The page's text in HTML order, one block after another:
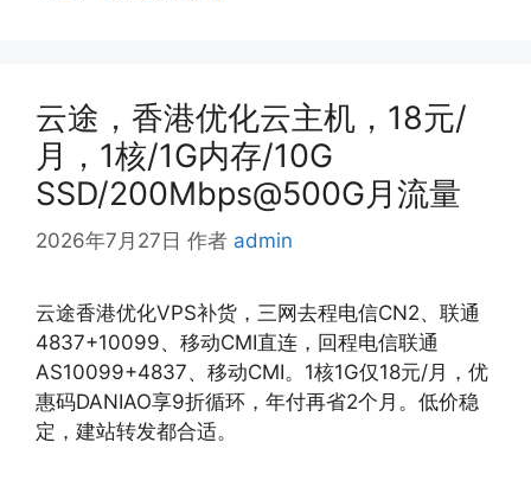
云途，香港优化云主机，18元/
月，1核/1G内存/10G
SSD/200Mbps@500G月流量
2026年7月27日 作者 admin
云途香港优化VPS补货，三网去程电信CN2、联通
4837+10099、移动CMI直连，回程电信联通
AS10099+4837、移动CMI。1核1G仅18元/月，优
惠码DANIAO享9折循环，年付再省2个月。低价稳
定，建站转发都合适。